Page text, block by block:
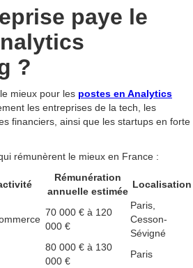
paye le
?
mieux pour les postes en Analytics
les entreprises de la tech, les
financiers, ainsi que les startups en forte
rémunèrent le mieux en France :
Rémunération
annuelle estimée
Localisation
70 000 € à 120
000 €
Paris,
Cesson-
Sévigné
80 000 € à 130
000 €
Paris